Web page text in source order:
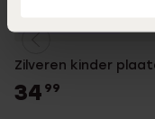
Zilveren kinder
34 99